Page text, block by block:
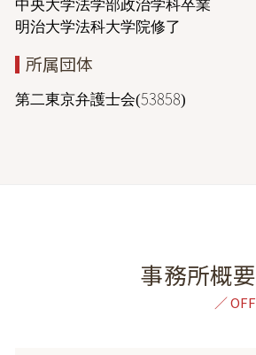
明治大学法科大学院修了
所属団体
第二東京弁護士会(53858)
事務所概要